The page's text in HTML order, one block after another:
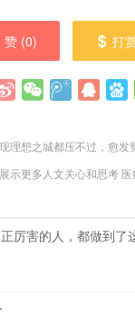
赞 (0) 打
理想之城都压不过，愈发
示更多人文关心和思考
厉害的人，都做到了